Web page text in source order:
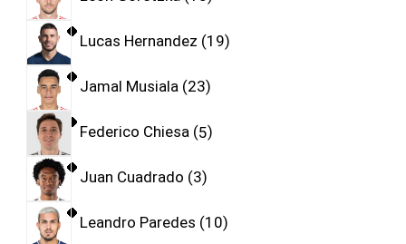
Lucas Hernandez 19
Jamal Musiala 23
Federico Chiesa 5
Juan Cuadrado 3
Leandro Paredes 10